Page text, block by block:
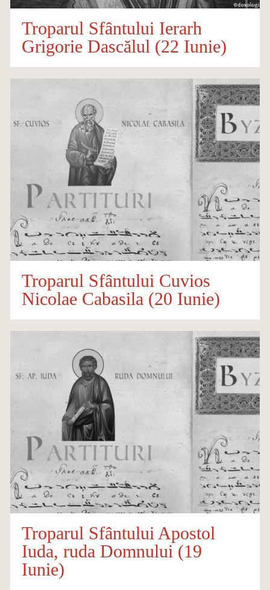
Troparul Sfântului Ierarh
Grigorie Dascălul (22 Iunie)
Troparul Sfântului Cuvios
Nicolae Cabasila (20 Iunie)
Troparul Sfântului Apostol
Iuda, ruda Domnului (19
Iunie)